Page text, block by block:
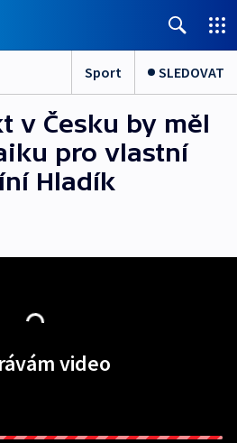
Sport SLEDOVAT
v Česku by měl
pro vlastní
Hladík
video